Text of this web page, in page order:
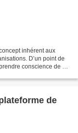
inhérent aux
D’un point de
conscience de sa
de